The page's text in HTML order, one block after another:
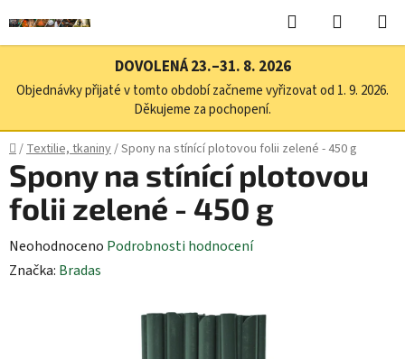
na
obsah
Hledat
KOŠÍK
DOVOLENÁ 23.–31. 8. 2026
Objednávky přijaté v tomto období začneme vyřizovat od 1. 9. 2026.
Děkujeme za pochopení.
Domů
/Textilie, tkaniny/Spony na stínící plotovou folii zelené - 450 g
Spony na stínící plotovou
folii zelené - 450 g
Průměrné
hodnocení
Neohodnoceno Podrobnosti hodnocení
Značka: Bradas